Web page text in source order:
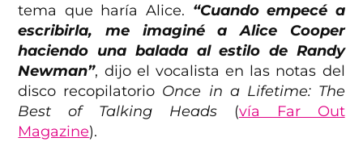
tema que haría Alice. “Cuando empecé a
escribirla, me imaginé a Alice Cooper
haciendo una balada al estilo de Randy
Newman”, dijo el vocalista en las notas del
disco recopilatorio Once in a Lifetime: The
Best of Talking Heads (vía Far Out
Magazine).